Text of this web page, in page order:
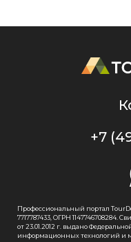
+7
Профессиональный портал
7717787433, ОГРН 1147746708284.
от 23.01.2012 г. выдано
информационных технологий и